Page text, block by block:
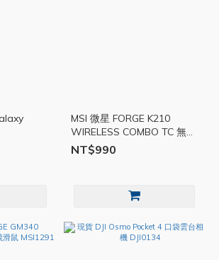
MSI 微星 FORGE K210
WIRELESS COMBO TC 無線
鍵鼠組 商務鍵盤 電競鍵盤
MSI1292
NT$990